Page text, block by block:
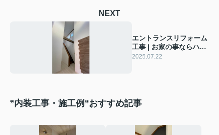
NEXT
エントランスリフォーム
工事 | お家の事ならハン
ディホーム
2025.07.22
”内装工事・施工例”おすすめ記事